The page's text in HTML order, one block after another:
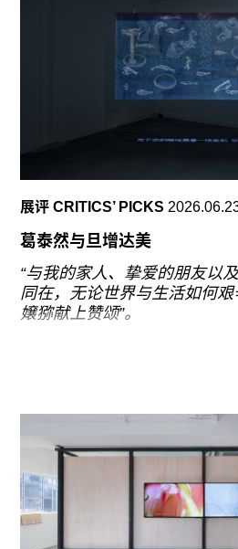
展览开幕前夕，他终于在景
验的陶瓷作品《神偶之怠》(
神祇被圈养在老式电脑机箱
地闪着RGB灯光。如套娃一
至整个展厅的气候改造，观
览方盒之中，迷失在北方盛夏
展览“热带来了”将在无空间
观的“热带”降临。愿沈阳人民
我是一种热带生物——如果更
物。“热带想象”(Tropical
实践。我来自新加坡，一个
能够提供的创作语境相对有
的岛屿，它属于热带的一部分
延续至今的冲突所造成的分
过去的帝国边界来划分热带
英属马来亚等。
展评 CRITICS’ PICKS
葛泰然与旦增达美
“与我的家人、挚爱的朋友以
同在，无论世界与生活如何
嬢猕献上赞颂”。
车辙，亦深亦浅。
Nyami（嬢猕），是藏语中“
（Mi）合成的新造词，也是
达美数年前虚构的一则高原都
植于他们对拉萨本地鱼市的观
的鱼类实则混杂着许多外来物